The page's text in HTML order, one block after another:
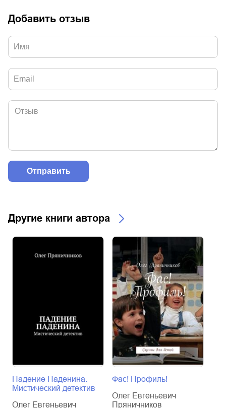
Добавить отзыв
Другие книги автора
Падение Паденина.
Мистический детектив
Олег Евгеньевич
Фас! Профиль!
Олег Евгеньевич
Пряничников